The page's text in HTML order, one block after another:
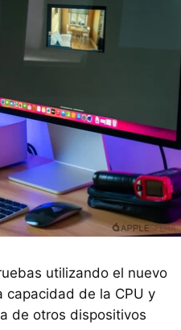
utilizando el nuevo
capacidad de la CPU y
de otros dispositivos